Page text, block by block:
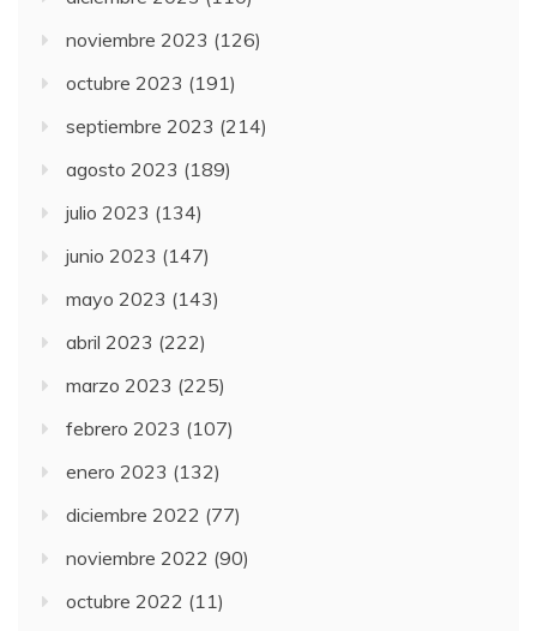
noviembre 2023 (126)
octubre 2023 (191)
septiembre 2023 (214)
agosto 2023 (189)
julio 2023 (134)
junio 2023 (147)
mayo 2023 (143)
abril 2023 (222)
marzo 2023 (225)
febrero 2023 (107)
enero 2023 (132)
diciembre 2022 (77)
noviembre 2022 (90)
octubre 2022 (11)